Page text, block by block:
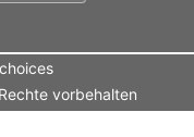
vorbehalten